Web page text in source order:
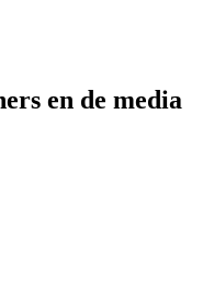
en de media